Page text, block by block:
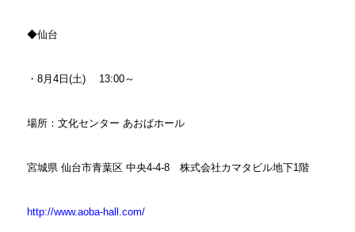
◆仙台
・8月4日(土) 13:00～
場所：文化センター あおばホール
宮城県 仙台市青葉区 中央4-4-8 株式会社カマタビル地下1階
http://www.aoba-hall.com/